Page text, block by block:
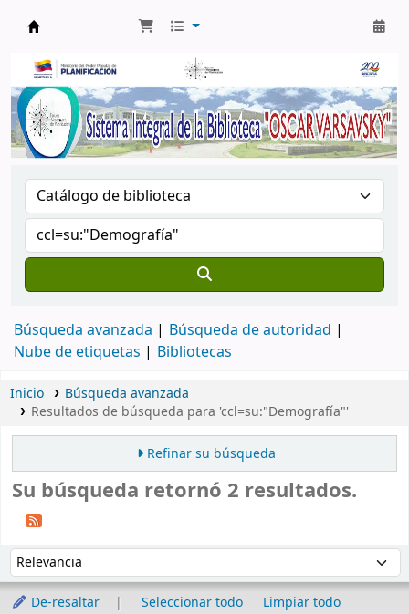
Búsqueda avanzada
Búsqueda de autoridad
Nube de etiquetas
Bibliotecas
Inicio
Búsqueda avanzada
Resultados de búsqueda para 'ccl=su:"Demografía"'
Refinar su búsqueda
Su búsqueda retornó 2 resultados.
Ordenar por:
De-resaltar Seleccionar todo
Limpiar todo